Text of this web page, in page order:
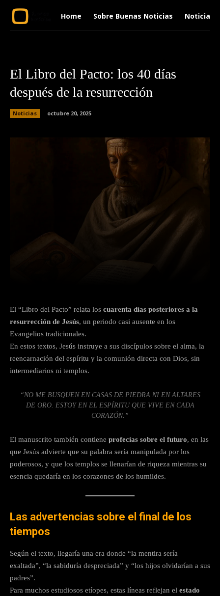
Home Sobre Buenas Noticias Noticias
El Libro del Pacto: los 40 días
después de la resurrección
Noticias octubre 20, 2025
El “Libro del Pacto” relata los cuarenta días posteriores a la
resurrección de Jesús, un periodo casi ausente en los
Evangelios tradicionales.
En estos textos, Jesús instruye a sus discípulos sobre el alma, la
reencarnación del espíritu y la comunión directa con Dios, sin
intermediarios ni templos.
“NO ME BUSQUEN EN CASAS DE PIEDRA NI EN ALTARES
DE ORO. ESTOY EN EL ESPÍRITU QUE VIVE EN CADA
CORAZÓN.”
El manuscrito también contiene profecías sobre el futuro, en las
que Jesús advierte que su palabra sería manipulada por los
poderosos, y que los templos se llenarían de riqueza mientras su
esencia quedaría en los corazones de los humildes.
Las advertencias sobre el final de los
tiempos
Según el texto, llegaría una era donde “la mentira sería
exaltada”, “la sabiduría despreciada” y “los hijos olvidarían a sus
padres”.
Para muchos estudiosos etíopes, estas líneas reflejan el estado